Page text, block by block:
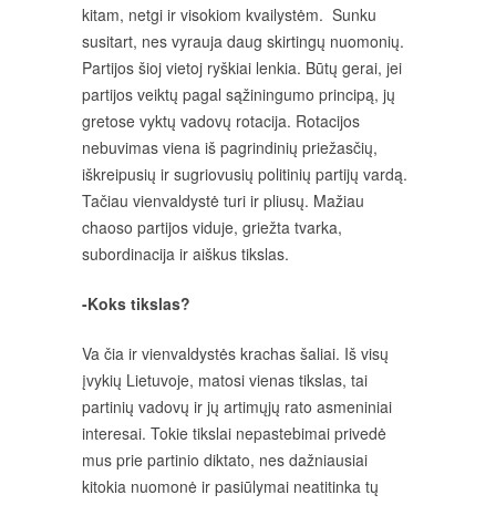
kitam, netgi ir visokiom kvailystėm. Sunku
susitart, nes vyrauja daug skirtingų nuomonių.
Partijos šioj vietoj ryškiai lenkia. Būtų gerai, jei
partijos veiktų pagal sąžiningumo principą, jų
gretose vyktų vadovų rotacija. Rotacijos
nebuvimas viena iš pagrindinių priežasčių,
iškreipusių ir sugriovusių politinių partijų vardą.
Tačiau vienvaldystė turi ir pliusų. Mažiau
chaoso partijos viduje, griežta tvarka,
subordinacija ir aiškus tikslas.
-Koks tikslas?
Va čia ir vienvaldystės krachas šaliai. Iš visų
įvykių Lietuvoje, matosi vienas tikslas, tai
partinių vadovų ir jų artimųjų rato asmeniniai
interesai. Tokie tikslai nepastebimai privedė
mus prie partinio diktato, nes dažniausiai
kitokia nuomonė ir pasiūlymai neatitinka tų